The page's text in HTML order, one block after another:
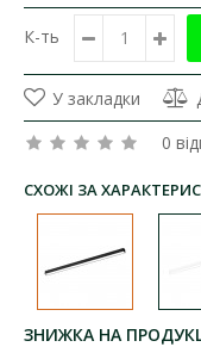
К-ть
У закладки
0
СХОЖІ ЗА
ЗНИЖКА НА